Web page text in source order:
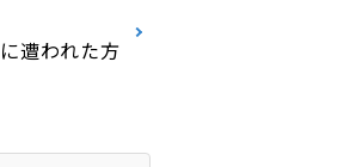
遭われた方